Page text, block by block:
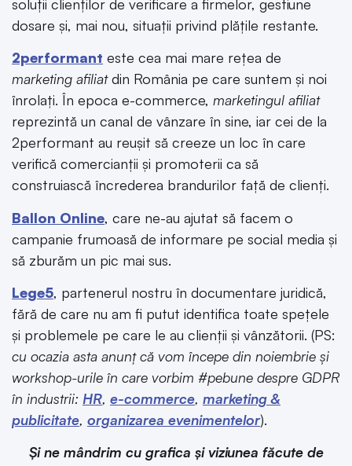
soluții clienților de verificare a firmelor, gestiune
dosare și, mai nou, situații privind plățile restante.
2performant este cea mai mare rețea de
marketing afiliatdin România pe care suntem și noi
înrolați. În epoca e-commerce, marketingul afiliat
reprezintă un canal de vânzare în sine, iar cei de la
2performant au reușit să creeze un loc în care
verifică comercianții și promoterii ca să
construiască încrederea brandurilor față de clienți.
Ballon Online, care ne-au ajutat să facem o
campanie frumoasă de informare pe social media și
să zburăm un pic mai sus.
Lege5, partenerul nostru în documentare juridică,
fără de care nu am fi putut identifica toate spețele
și problemele pe care le au clienții și vânzătorii. (PS:
cu ocazia asta anunț că vom începe din noiembrie și
workshop-urile în care vorbim #pebune despre GDPR
în industrii: HR, e-commerce, marketing &
publicitate, organizarea evenimentelor).
Și ne mândrim cu grafica și viziunea făcute de